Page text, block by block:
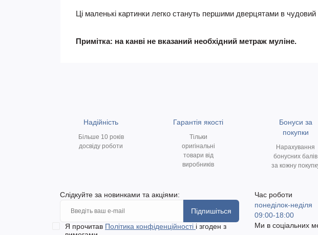
Ці маленькі картинки легко стануть першими дверцятами в
Примітка: на канві не вказаний необхідний метраж муліне.
Надійність
Більше 10 років
досвіду роботи
Гарантія якості
Тільки
оригінальні
товари від
виробників
Бонуси за
покупки
Нарахування
бонусних балів
за кожну
Слідкуйте за новинками та акціями:
Підпишіться
Я прочитав Політика конфіденційності і згоден з
Час роботи
понеділок-неділя
09:00-18:00
Ми в соціальних